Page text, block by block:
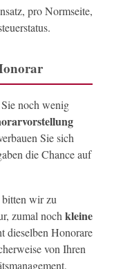
pro Normseite,
noch wenig
Sie sich
die Chance auf
wir zu
zumal noch kleine
dieselben Honorare
von Ihren